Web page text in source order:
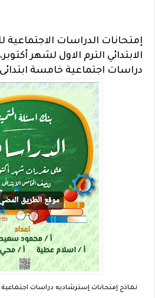
إمتحانات الدراسات
الابتدائي الترم الاول لشهر
دراسات اجتماعية خامسة
نماذج إمتحانات إسترشاديه دراسات